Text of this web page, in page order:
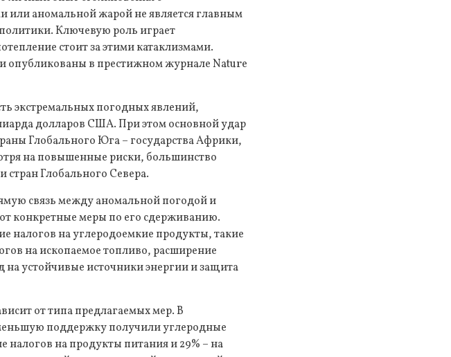
аномальной жарой не является главным
Ключевую роль играет
стоит за этими катаклизмами.
опубликованы в престижном журнале Nature
экстремальных погодных явлений,
долларов США. При этом основной удар
Глобального Юга – государства Африки,
на повышенные риски, большинство
стран Глобального Севера.
связь между аномальной погодой и
конкретные меры по его сдерживанию.
налогов на углеродоемкие продукты, такие
на ископаемое топливо, расширение
устойчивые источники энергии и защита
от типа предлагаемых мер. В
поддержку получили углеродные
на продукты питания и 29% – на